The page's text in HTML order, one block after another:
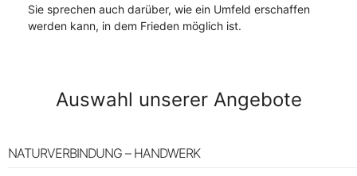
Sie sprechen auch darüber, wie ein Umfeld erschaffen
werden kann, in dem Frieden möglich ist.
Auswahl unserer Angebote
NATURVERBINDUNG – HANDWERK